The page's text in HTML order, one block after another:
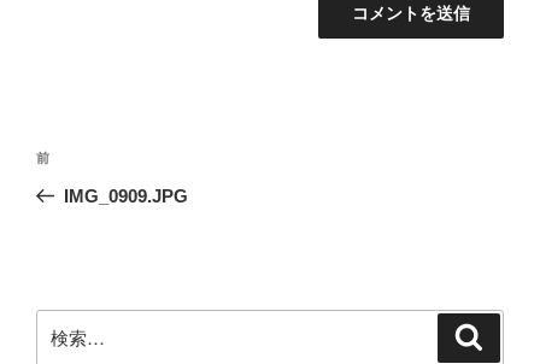
投
ー
シ
前
の
前
IMG_0909.JPG
索: